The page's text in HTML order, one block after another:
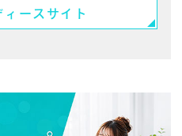
ィースサイト